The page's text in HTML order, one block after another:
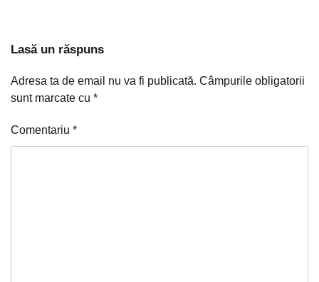
Lasă un răspuns
Adresa ta de email nu va fi publicată. Câmpurile obligatorii
sunt marcate cu *
Comentariu *